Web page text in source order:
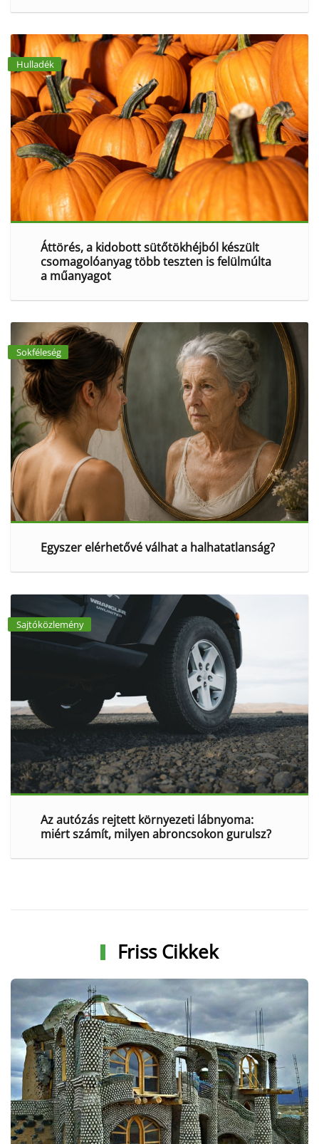
Hulladék
Áttörés, a kidobott sütőtökhéjból készült
csomagolóanyag több teszten is felülmúlta
a műanyagot
Sokféleség
Egyszer elérhetővé válhat a halhatatlanság?
Sajtóközlemény
Az autózás rejtett környezeti lábnyoma:
miért számít, milyen abroncsokon gurulsz?
Friss Cikkek